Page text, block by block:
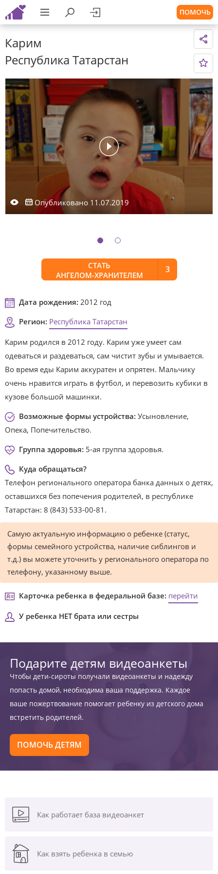
ПОМОЧЬ
Карим
Республика Татарстан
Опубликовано 11.07.2019
СТАТЬ
АНГЕЛОМ-ХРАНИТЕЛЕМ
3
Дата рождения: 2012 год
Регион: Республика Татарстан
Карим родился в 2012 году. Карим уже умеет сам
одеваться и раздеваться, сам чистит зубы и умывается.
Во время еды Карим аккуратен и опрятен. Мальчику
очень нравится играть в футбол, и перевозить кубики в
кузове большой машинки.
Возможные формы устройства: Усыновление,
Опека, Попечительство.
Группа здоровья: 5-ая группа здоровья.
Куда обращаться?
Телефон регионального оператора банка данных о детях,
оставшихся без попечения родителей, в республике
Татарстан: 8 (843) 533-00-81.
Самую актуальную информацию о ребенке (статус,
формы семейного устройства, наличие сиблингов и
т.д.) вы можете уточнить у регионального оператора по
телефону, указанному выше.
Карточка ребенка в федеральной базе: перейти
У ребенка НЕТ брата или сестры
Подарите детям видеоанкеты
Чтобы дети-сироты получали видеоанкеты и надежду
попасть домой, необходима ваша поддержка. Каждое
ваше пожертвование помогает ребенку из детского дома
встретить родителей.
ПОМОЧЬ ДЕТЯМ
Как работает база видеоанкет
Как взять ребенка в семью